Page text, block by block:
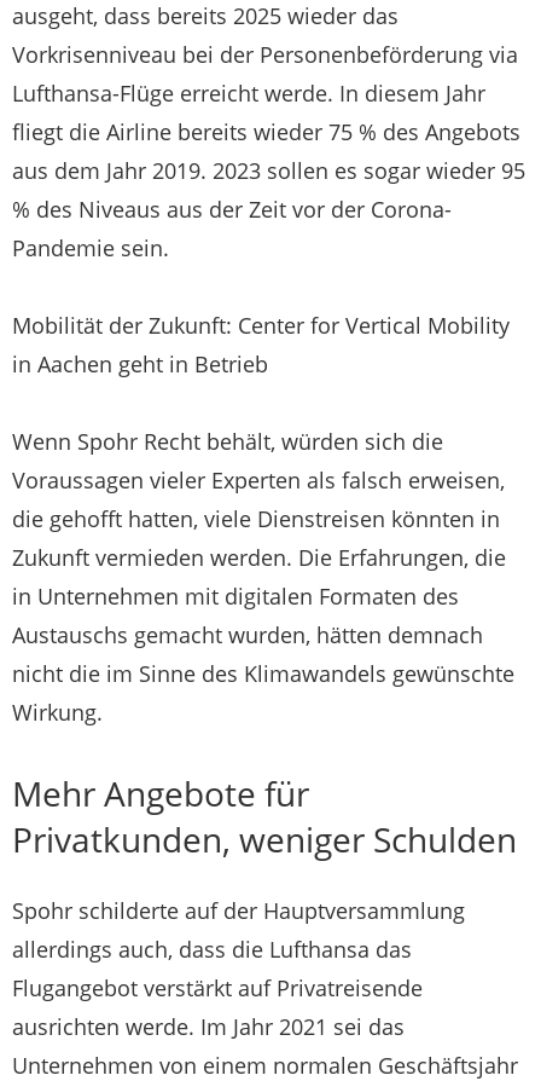
ausgeht, dass bereits 2025 wieder das
Vorkrisenniveau bei der Personenbeförderung via
Lufthansa-Flüge erreicht werde. In diesem Jahr
fliegt die Airline bereits wieder 75 % des Angebots
aus dem Jahr 2019. 2023 sollen es sogar wieder 95
% des Niveaus aus der Zeit vor der Corona-
Pandemie sein.
Mobilität der Zukunft: Center for Vertical Mobility
in Aachen geht in Betrieb
Wenn Spohr Recht behält, würden sich die
Voraussagen vieler Experten als falsch erweisen,
die gehofft hatten, viele Dienstreisen könnten in
Zukunft vermieden werden. Die Erfahrungen, die
in Unternehmen mit digitalen Formaten des
Austauschs gemacht wurden, hätten demnach
nicht die im Sinne des Klimawandels gewünschte
Wirkung.
Mehr Angebote für
Privatkunden, weniger Schulden
Spohr schilderte auf der Hauptversammlung
allerdings auch, dass die Lufthansa das
Flugangebot verstärkt auf Privatreisende
ausrichten werde. Im Jahr 2021 sei das
Unternehmen von einem normalen Geschäftsjahr